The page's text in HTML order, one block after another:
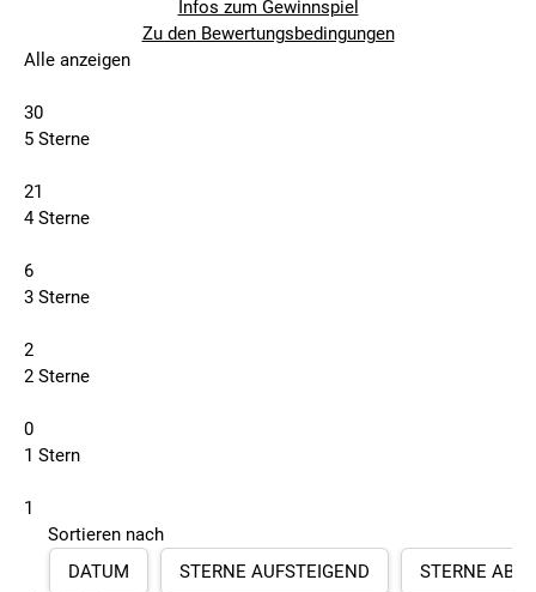
Infos zum Gewinnspiel
Zu den Bewertungsbedingungen
Alle anzeigen
30
5 Sterne
21
4 Sterne
6
3 Sterne
2
2 Sterne
0
1 Stern
1
Sortieren nach
DATUM
STERNE AUFSTEIGEND STERNE